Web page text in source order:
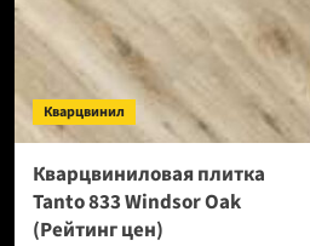
цен)
Кварцвинил
Кварцвиниловая плитка
Tanto 833 Windsor Oak
(Рейтинг цен)